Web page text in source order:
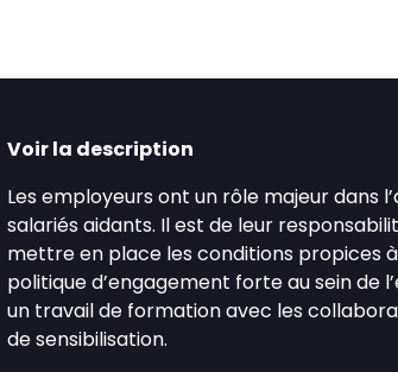
Voir la description
Les employeurs ont un rôle majeur dans
salariés aidants. Il est de leur
mettre en place les conditions propices
politique d’engagement forte au sein de
un travail de formation avec les
de sensibilisation.